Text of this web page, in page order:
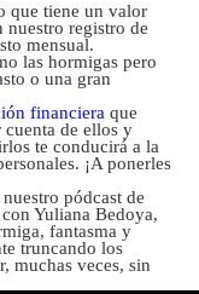
que tiene un valor
nuestro registro de
mensual.
las hormigas pero
o una gran
financiera que
de ellos y
te conducirá a la
¡A ponerles
pódcast de
Yuliana Bedoya,
fantasma y
truncando los
muchas veces, sin